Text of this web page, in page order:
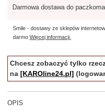
Darmowa dostawa do
Smile - dostawy ze sklepów
darmo Więcej informacji.
Chcesz zobaczyć tylko
na [KAROline24.pl]
OPIS